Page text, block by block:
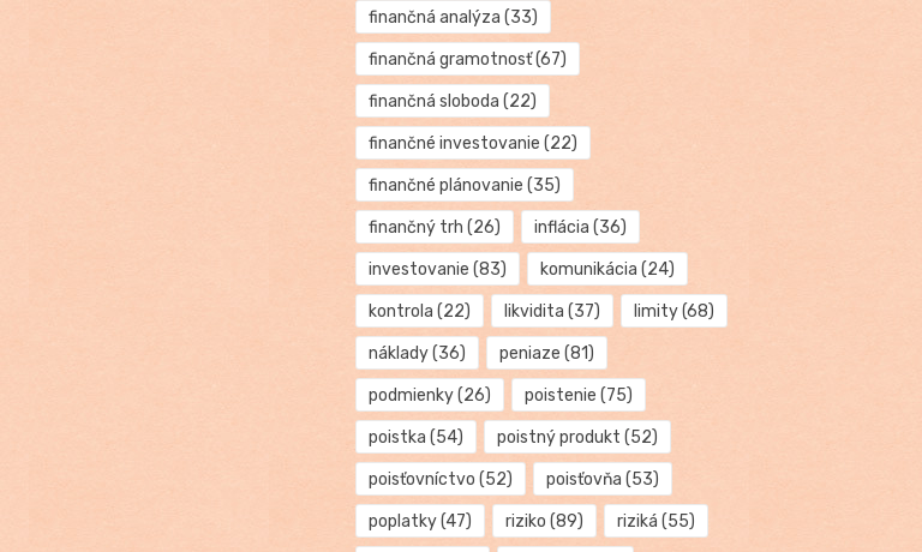
finančná analýza (33)
finančná gramotnosť(67)
finančná sloboda (22)
finančné investovanie (22)
finančné plánovanie (35)
finančný trh (26) inflácia (36)
investovanie (83) komunikácia (24)
kontrola (22) likvidita (37) limity(68)
náklady(36) peniaze (81)
podmienky(26) poistenie (75)
poistka (54) poistný produkt (52)
poisťovníctvo (52) poisťovňa (53)
poplatky(47) riziko (89) riziká (55)